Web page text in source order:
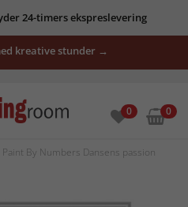
24-timers ekspreslevering
kreative stunder →
0 0
Paint By Numbers Dansens passion